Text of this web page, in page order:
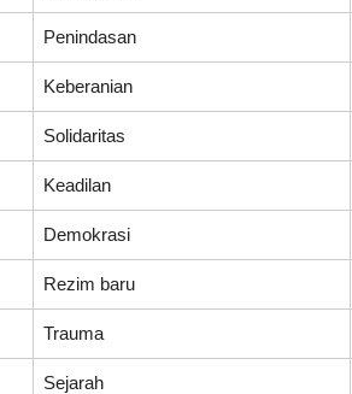
Penindasan
Keberanian
Solidaritas
Keadilan
Demokrasi
Rezim baru
Trauma
Sejarah